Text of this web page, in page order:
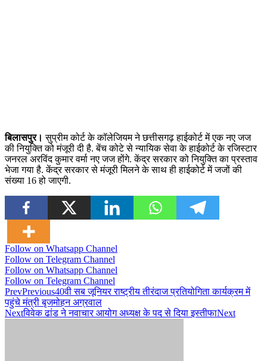
बिलासपुर। सुप्रीम कोर्ट के कॉलेजियम ने छत्तीसगढ़ हाईकोर्ट में एक नए जज
की नियुक्ति को मंजूरी दी है. बेंच कोटे से न्यायिक सेवा के हाईकोर्ट के रजिस्टार
जनरल अरविंद कुमार वर्मा नए जज होंगे. केंद्र सरकार को नियुक्ति का प्रस्ताव
भेजा गया है. केंद्र सरकार से मंजूरी मिलने के साथ ही हाईकोर्ट में जजों की
संख्या 16 हो जाएगी.
Follow on Whatsapp Channel
Follow on Telegram Channel
Follow on Whatsapp Channel
Follow on Telegram Channel
PrevPrevious40वी सब जूनियर राष्ट्रीय तीरंदाज प्रतियोगिता कार्यक्रम में
पहुंचे मंत्री बृजमोहन अग्रवाल
Nextविवेक ढांड ने नवाचार आयोग अध्यक्ष के पद से दिया इस्तीफाNext